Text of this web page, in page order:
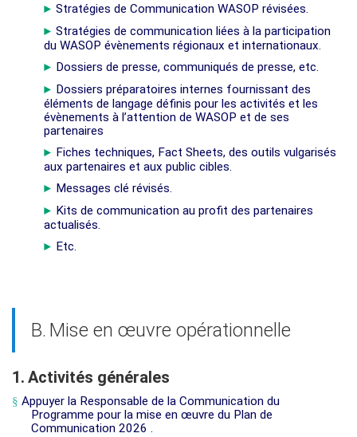
► Stratégies de Communication WASOP révisées.
► Stratégies de communication liées à la participation
du WASOP évènements régionaux et internationaux.
► Dossiers de presse, communiqués de presse, etc.
► Dossiers préparatoires internes fournissant des
éléments de langage définis pour les activités et les
évènements à l’attention de WASOP et de ses
partenaires
► Fiches techniques, Fact Sheets, des outils vulgarisés
aux partenaires et aux public cibles.
► Messages clé révisés.
► Kits de communication au profit des partenaires
actualisés.
► Etc.
B. Mise en œuvre opérationnelle
1. Activités générales
§ Appuyer la Responsable de la Communication du
Programme pour la mise en œuvre du Plan de
Communication 2026 .